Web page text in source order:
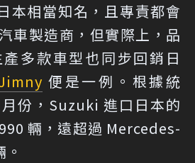
本相當知名，且專責都會
車製造商，但實際上，品
多款車型也同步回銷日
便是一例。根據統
份，Suzuki 進口日本的
輛，遠超過 Mercedes-